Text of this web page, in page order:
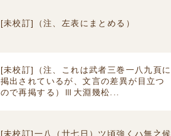
[未校訂]（注、左表にまとめる）
[未校訂]（注、これは武者三巻一八九頁に
掲出されているが、文言の差異が目立つ
ので再掲する）Ⅲ大淵幾松...
[未校訂]一八（廿七日）ツ頃強くハ無之候